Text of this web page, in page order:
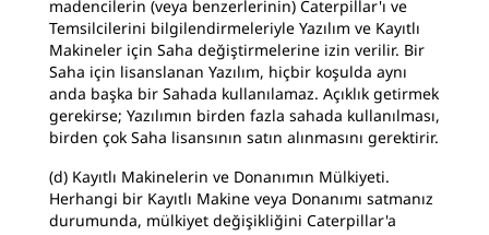
madencilerin (veya benzerlerinin) Caterpillar'ı ve
Temsilcilerini bilgilendirmeleriyle Yazılım ve Kayıtlı
Makineler için Saha değiştirmelerine izin verilir. Bir
Saha için lisanslanan Yazılım, hiçbir koşulda aynı
anda başka bir Sahada kullanılamaz. Açıklık getirmek
gerekirse; Yazılımın birden fazla sahada kullanılması,
birden çok Saha lisansının satın alınmasını gerektirir.
(d) Kayıtlı Makinelerin ve Donanımın Mülkiyeti.
Herhangi bir Kayıtlı Makine veya Donanımı satmanız
durumunda, mülkiyet değişikliğini Caterpillar'a